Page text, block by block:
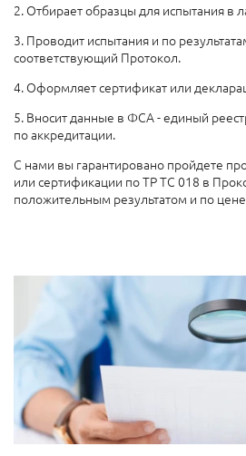
2. Отбирает образцы для испытания в
3. Проводит испытания и по
соответствующий Протокол.
4. Оформляет сертификат или
5. Вносит данные в ФСА - единый
по аккредитации.
С нами вы гарантировано пройдете
или сертификации по ТР ТС 018 в
положительным результатом и по